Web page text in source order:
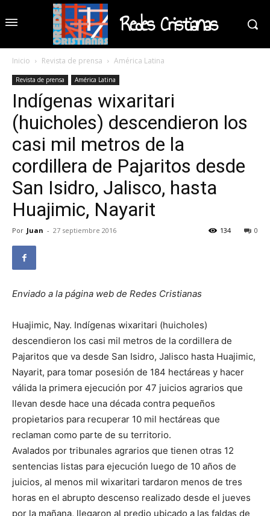
Redes Cristianas
Inicio Revista de prensa América Latina
Revista de prensa América Latina
Indígenas wixaritari
(huicholes) descendieron los
casi mil metros de la
cordillera de Pajaritos desde
San Isidro, Jalisco, hasta
Huajimic, Nayarit
Por Juan - 27 septiembre 2016 0
134
Enviado a la página web de Redes Cristianas
Huajimic, Nay. Indígenas wixaritari (huicholes)
descendieron los casi mil metros de la cordillera de
Pajaritos que va desde San Isidro, Jalisco hasta Huajimic,
Nayarit, para tomar posesión de 184 hectáreas y hacer
válida la primera ejecución por 47 juicios agrarios que
llevan desde hace una década contra pequeños
propietarios para recuperar 10 mil hectáreas que
reclaman como parte de su territorio.
Avalados por tribunales agrarios que tienen otras 12
sentencias listas para ejecución luego de 10 años de
juicios, al menos mil wixaritari tardaron menos de tres
horas en el abrupto descenso realizado desde el jueves
por la mañana, llegaron al predio ubicado a las faldas de